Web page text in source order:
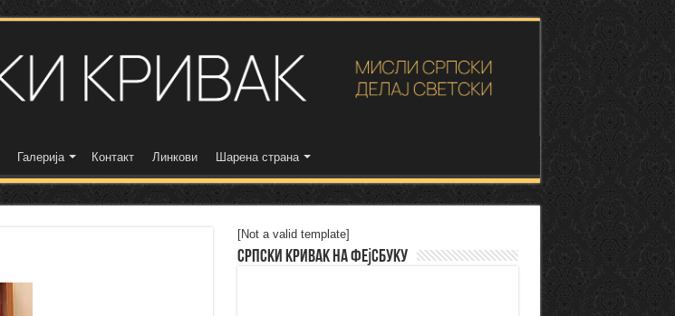
Галерија Контакт Линкови Шарена страна
[Not a valid template]
Српски Кривак на Фејсбуку